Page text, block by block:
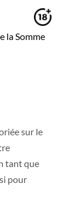
la Somme
sur le
tant que
pour